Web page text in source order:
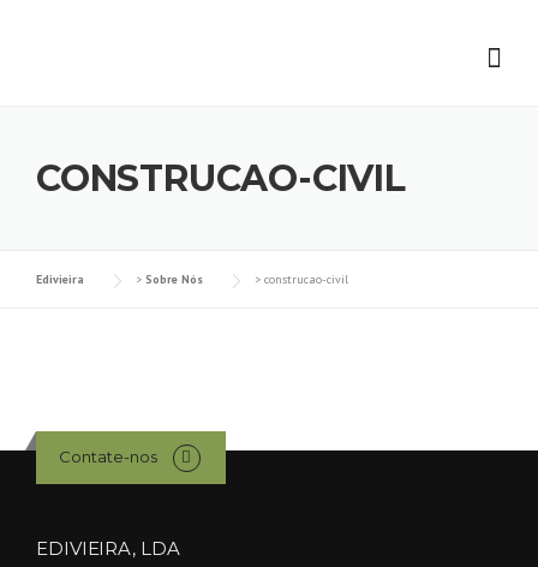
CONSTRUCAO-CIVIL
Edivieira > Sobre Nós > construcao-civil
Contate-nos
EDIVIEIRA, LDA